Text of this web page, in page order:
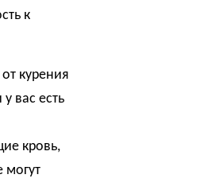
к
курения
вас есть
кровь,
могут